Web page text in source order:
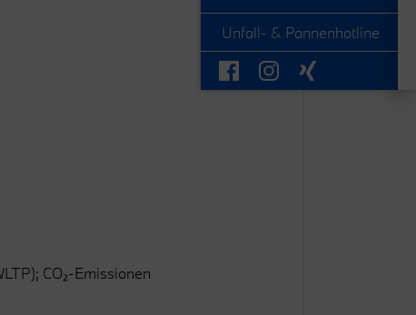
Unfall- & Pannenhotline
CO₂-Emissionen